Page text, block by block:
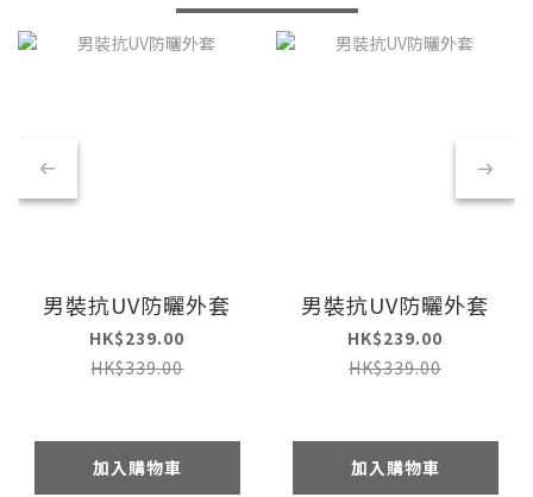
男裝抗UV防曬外套
HK$239.00
HK$339.00
加入購物車
男裝抗UV防曬外套
HK$239.00
HK$339.00
加入購物車